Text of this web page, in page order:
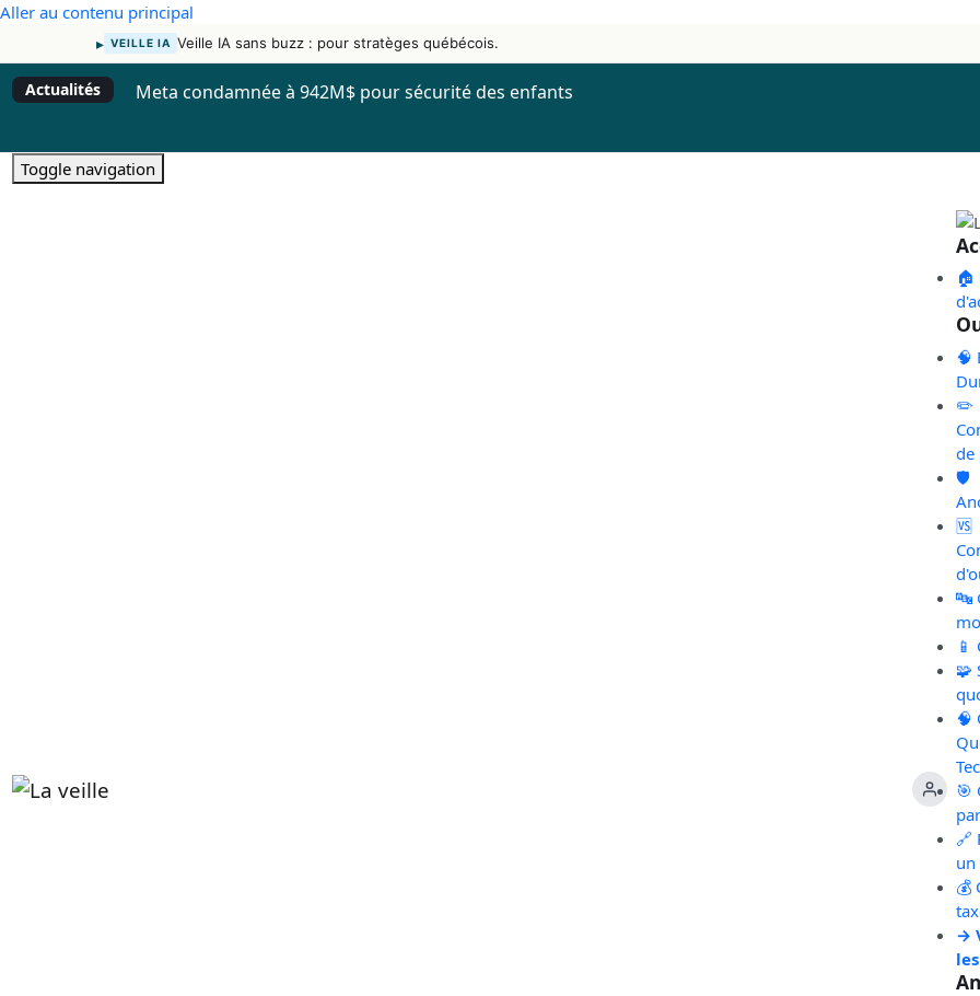
Aller au contenu principal
▸ VEILLE IA Veille IA sans buzz : pour stratèges québécois.
Actualités Meta condamnée à 942M$ pour sécurité des enfants
Toggle navigation
🏠
🧠
✏️
de
🛡️
🆚
🔤
📱
🧩
🧠
🎯
🔗
un
💰
→